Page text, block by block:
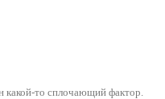
какой-то сплочающий фактор.